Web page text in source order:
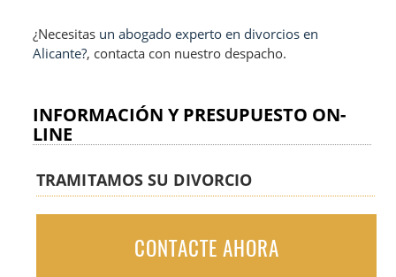
¿Necesitas un abogado experto en divorcios en
Alicante?, contacta con nuestro despacho.
INFORMACIÓN Y PRESUPUESTO ON-
LINE
TRAMITAMOS SU DIVORCIO
CONTACTE AHORA